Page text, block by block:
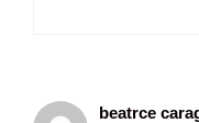
beatrce